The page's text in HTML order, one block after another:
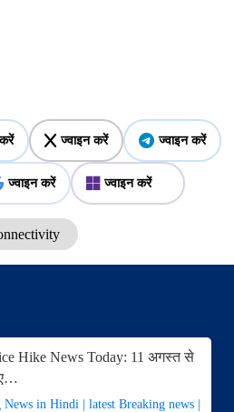
ज्वाइन करें ज्वाइन करें
ज्वाइन करें ज्वाइन करें
Hike News Today: 11 अगस्त से
News in Hindi | latest Breaking news |